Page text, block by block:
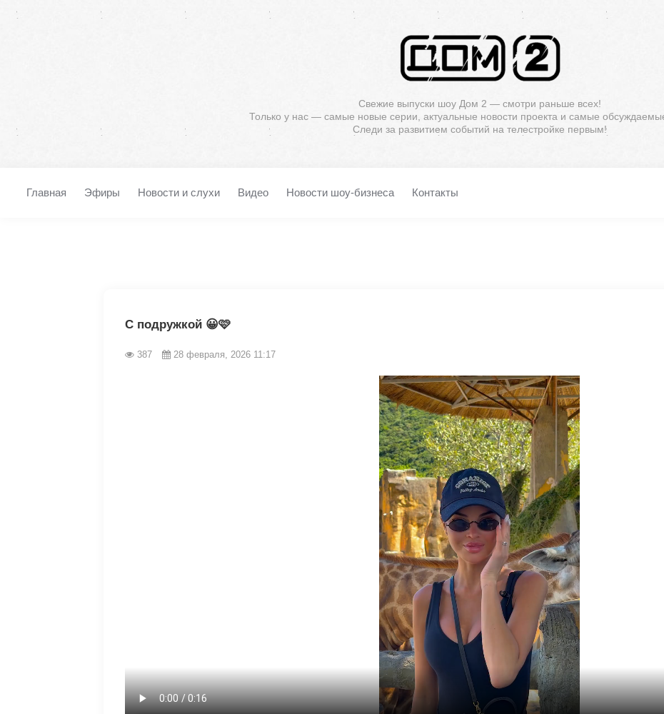
Свежие выпуски шоу Дом 2 — смотри раньше всех!
Только у нас — самые новые серии, актуальные новости проекта и самые
Следи за развитием событий на телестройке первым!
Главная Эфиры Новости и слухи Видео Новости шоу-бизнеса Контакты
С подружкой 😀🩷
387 28 февраля, 2026 11:17